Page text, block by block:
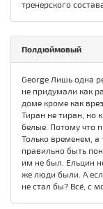
тренерского
Полдюймовый
George Лишь одна
не придумали как
доме кроме как
Тиран не тиран, но
белые. Потому что
Только временем,
правильно быть
им не был. Ельцин
же люди были. А
не стал бы? Всё, с